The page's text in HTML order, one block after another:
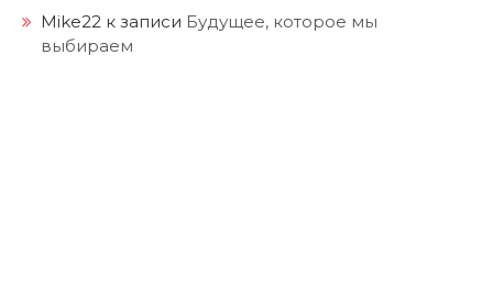
Mike22 к записи Будущее, которое мы
выбираем